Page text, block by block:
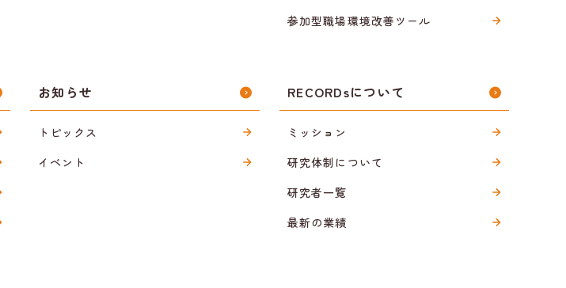
参加型職場環境改善ツール
お知らせ
トピックス
イベント
RECORDsについて
ミッション
研究体制について
研究者一覧
最新の業績